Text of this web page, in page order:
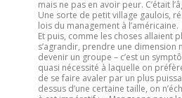
mais ne pas en avoir peur. C’était
Une sorte de petit village gaulois,
lois du management à l’américaine.
Et puis, comme les choses allaient
s’agrandir, prendre une dimension
devenir un groupe – c’est un
quasi nécessité à laquelle on
de se faire avaler par un plus
dessus d’une certaine taille, on